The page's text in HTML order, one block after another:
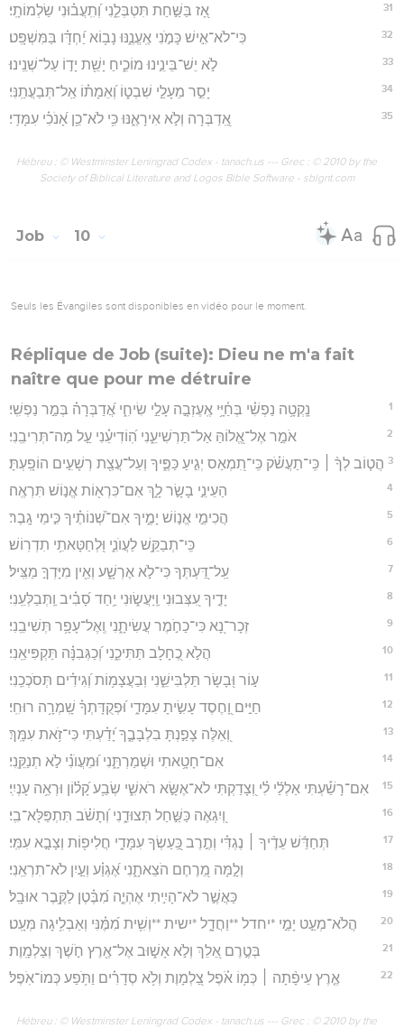
31 אָ֭ז בַּשַּׁ֣חַת תִּטְבְּלֵ֑נִי וְ֝תִֽעֲב֗וּנִי שַׂלְמוֹתָֽי׃
32 כִּי־לֹא־אִ֣ישׁ כָּמֹ֣נִי אֶֽעֱנֶ֑נּוּ נָב֥וֹא יַ֝חְדָּ֗ו בַּמִּשְׁפָּֽט׃
33 לֹ֣א יֵשׁ־בֵּינֵ֣ינוּ מוֹכִ֑יחַ יָשֵׁ֖ת יָד֣וֹ עַל־שְׁנֵֽינוּ׃
34 יָסֵ֣ר מֵעָלַ֣י שִׁבְט֑וֹ וְ֝אֵמָת֗וֹ אַֽל־תְּבַעֲתַֽנִּי׃
35 אַֽ֭דַבְּרָה וְלֹ֣א אִירָאֶ֑נּוּ כִּ֥י לֹא־כֵ֥ן אָ֝נֹכִ֗י עִמָּדִֽי׃
Hébreu : © Westminster Leningrad Codex - tanach.us --- Grec : © 2010 by the
Society of Biblical Literature and Logos Bible Software - sblgnt.com
Job 10
Seuls les Évangiles sont disponibles en vidéo pour le moment.
Réplique de Job (suite): Dieu ne m'a fait
naître que pour me détruire
1 נָֽקְטָ֥ה נַפְשִׁ֗י בְּחַ֫יָּ֥י אֶֽעֶזְבָ֣ה עָלַ֣י שִׂיחִ֑י אֲ֝דַבְּרָה֗ בְּמַ֣ר נַפְשִֽׁי׃
2 אֹמַ֣ר אֶל־אֱ֭לוֹהַּ אַל־תַּרְשִׁיעֵ֑נִי הֽ֝וֹדִיעֵ֗נִי עַ֣ל מַה־תְּרִיבֵֽנִי׃
3 הֲט֤וֹב לְךָ֨ ׀ כִּֽי־תַעֲשֹׁ֗ק כִּֽי־תִ֭מְאַס יְגִ֣יעַ כַּפֶּ֑יךָ וְעַל־עֲצַ֖ת רְשָׁעִ֣ים הוֹפָֽעְתָּ׃
4 הַעֵינֵ֣י בָשָׂ֣ר לָ֑ךְ אִם־כִּרְא֖וֹת אֱנ֣וֹשׁ תִּרְאֶֽה׃
5 הֲכִימֵ֣י אֱנ֣וֹשׁ יָמֶ֑יךָ אִם־שְׁ֝נוֹתֶ֗יךָ כִּ֣ימֵי גָֽבֶר׃
6 כִּֽי־תְבַקֵּ֥שׁ לַעֲוֺנִ֑י וּ֭לְחַטָּאתִ֥י תִדְרֽוֹשׁ׃
7 עַֽל־דַּ֭עְתְּךָ כִּי־לֹ֣א אֶרְשָׁ֑ע וְאֵ֖ין מִיָּדְךָ֣ מַצִּֽיל׃
8 יָדֶ֣יךָ עִ֭צְּבוּנִי וַֽיַּעֲשׂ֑וּנִי יַ֥חַד סָ֝בִ֗יב וַֽתְּבַלְּעֵֽנִי׃
9 זְכָר־נָ֭א כִּי־כַחֹ֣מֶר עֲשִׂיתָ֑נִי וְֽאֶל־עָפָ֥ר תְּשִׁיבֵֽנִי׃
10 הֲלֹ֣א כֶ֭חָלָב תַּתִּיכֵ֑נִי וְ֝כַגְּבִנָּ֗ה תַּקְפִּיאֵֽנִי׃
11 ע֣וֹר וּ֭בָשָׂר תַּלְבִּישֵׁ֑נִי וּֽבַעֲצָמ֥וֹת וְ֝גִידִ֗ים תְּסֹכְכֵֽנִי׃
12 חַיִּ֣ים וָ֭חֶסֶד עָשִׂ֣יתָ עִמָּדִ֑י וּ֝פְקֻדָּתְךָ֗ שָֽׁמְרָ֥ה רוּחִֽי׃
13 וְ֭אֵלֶּה צָפַ֣נְתָּ בִלְבָבֶ֑ךָ יָ֝דַ֗עְתִּי כִּי־זֹ֥את עִמָּֽךְ׃
14 אִם־חָטָ֥אתִי וּשְׁמַרְתָּ֑נִי וּ֝מֵעֲוֺנִ֗י לֹ֣א תְנַקֵּֽנִי׃
15 אִם־רָשַׁ֡עְתִּי אַלְלַ֬י לִ֗י וְ֭צָדַקְתִּי לֹא־אֶשָּׂ֣א רֹאשִׁ֑י שְׂבַ֥ע קָ֝ל֗וֹן וּרְאֵ֥ה עָנְיִֽי׃
16 וְ֭יִגְאֶה כַּשַּׁ֣חַל תְּצוּדֵ֑נִי וְ֝תָשֹׁ֗ב תִּתְפַּלָּא־בִֽי׃
17 תְּחַדֵּ֬שׁ עֵדֶ֨יךָ ׀ נֶגְדִּ֗י וְתֶ֣רֶב כַּֽ֭עַשְׂךָ עִמָּדִ֑י חֲלִיפ֖וֹת וְצָבָ֣א עִמִּֽי׃
18 וְלָ֣מָּה מֵ֭רֶחֶם הֹצֵאתָ֑נִי אֶ֝גְוַ֗ע וְעַ֣יִן לֹא־תִרְאֵֽנִי׃
19 כַּאֲשֶׁ֣ר לֹא־הָיִ֣יתִי אֶהְיֶ֑ה מִ֝בֶּ֗טֶן לַקֶּ֥בֶר אוּבָֽל׃
20 הֲלֹא־מְעַ֣ט יָמַ֣י *יחדל **וַחֲדָ֑ל *ישית **וְשִׁ֥ית מִ֝מֶּ֗נִּי וְאַבְלִ֥יגָה מְּעָֽט׃
21 בְּטֶ֣רֶם אֵ֭לֵךְ וְלֹ֣א אָשׁ֑וּב אֶל־אֶ֖רֶץ חֹ֣שֶׁךְ וְצַלְמָֽוֶת׃
22 אֶ֤רֶץ עֵיפָ֨תָה ׀ כְּמ֥וֹ אֹ֗פֶל צַ֭לְמָוֶת וְלֹ֥א סְדָרִ֗ים וַתֹּ֥פַע כְּמוֹ־אֹֽפֶל׃
Hébreu : © Westminster Leningrad Codex - tanach.us --- Grec : © 2010 by the